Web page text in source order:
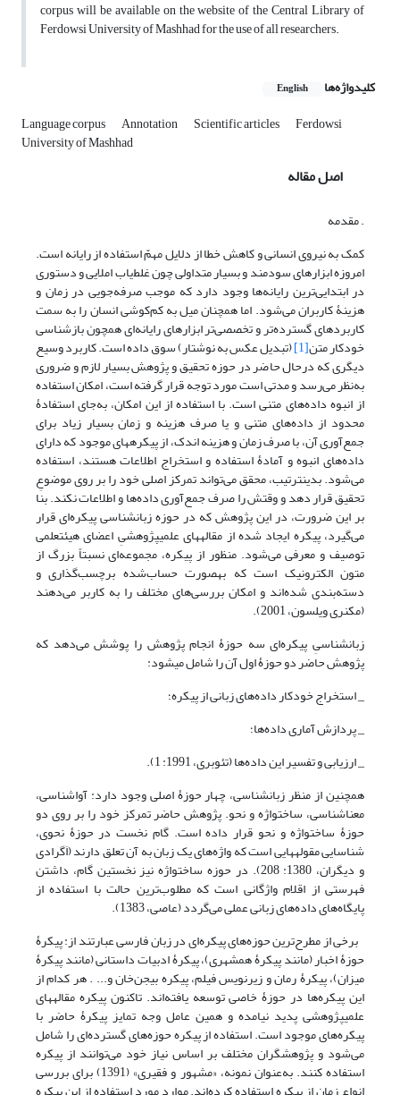
corpus will be available on the website of the Central Library of
Ferdowsi University of Mashhad for the use of all researchers.
کلیدواژه‌ها English
Language corpus Annotation Scientific articles Ferdowsi
University of Mashhad
اصل مقاله
. مقدمه
کمک به نیروی انسانی و کاهش خطا از دلایل مهمّ استفاده از رایانه است.
امروزه ابزارهای سودمند و بسیار متداولی چون غلط‌یاب املایی و دستوری
در ابتدایی‌ترین رایانه‌ها وجود دارد که موجب صرفه‌جویی در زمان و
هزینۀ کاربران می‌شود. اما همچنان میل به کم‌کوشی انسان را به سمت
کاربردهای گسترده‌تر و تخصصی‌تر ابزارهای رایانه‌ای همچون بازشناسی
خودکار متن[1] (تبدیل عکس به نوشتار) سوق داده ‌است. کاربرد وسیع
دیگری که درحال حاضر در حوزه تحقیق و پژوهش بسیار لازم و ضروری
به‌نظر می‌رسد و مدتی است مورد توجه قرار گرفته ‌است، امکان استفاده
از انبوه داده‌های متنی است. با استفاده از این امکان، به‌جای استفادۀ
محدود از داده‌های متنی و یا صرف هزینه و زمان بسیار زیاد برای
جمع‌آوری آن، با صرف زمان و هزینه اندک، از پیکره‎های موجود که دارای
داده‌های انبوه و آمادۀ استفاده و استخراج اطلاعات هستند، استفاده
می‌شود. بدین‎ترتیب، محقق می‌تواند تمرکز اصلی خود را بر روی موضوعِ
تحقیق قرار دهد و وقتش را صرف جمع‌آوری داده‌ها و اطلاعات نکند. بنا
بر این ضرورت، در این پژوهش که در حوزه زبانشناسی پیکره‌ای قرار
می‌گیرد، پیکره ایجاد شده از مقاله‎های علمی‎پژوهشیِ اعضای هیئت‎علمی
توصیف و معرفی می‌شود. منظور از پیکره، مجموعه‌ای نسبتاً بزرگ از
متون الکترونیک است که به‎صورت حساب‌شده برچسب‌گذاری و
دسته‌بندی شده‌اند و امکان بررسی‌های مختلف را به کاربر می‌دهند
(مکنری ویلسون، 2001).
زبان‎شناسیِ پیکره‌ای سه حوزۀ انجام پژوهش را پوشش می‌دهد که
پژوهش حاضر دو حوزۀ اول آن را شامل می‎شود:
_ استخراج خودکار داده‌های زبانی از پیکره؛
_ پردازش آماری داده‌ها؛
_ ارزیابی و تفسیر این داده‌ها (تئوبری، 1991: 1).
همچنین از منظر زبان‎شناسی، چهار حوزۀ اصلی وجود دارد: آواشناسی،
معنا‌شناسی، ساخت‎واژه و نحو. پژوهش حاضر تمرکز خود را بر روی دو
حوزۀ ساخت‎واژه و نحو قرار داده است. گام نخست در حوزۀ نحوی،
شناسایی مقوله‎هایی است که واژه‌های یک زبان به آن تعلق دارند (اَگرادی
و دیگران، 1380: 208). در حوزه ساخت‎واژه نیز نخستین گام، داشتن
فهرستی از اقلام واژگانی است که مطلوب‌ترین حالت با استفاده از
پایگاه‌های داده‌های زبانی عملی می‌گردد (عاصی، 1383).
برخی از مطرح‌ترین حوزه‌های پیکره‌‌ای در زبان فارسی عبارتند از: پیکرۀ
حوزۀ اخبار (مانند پیکرۀ همشهری)، پیکرۀ ادبیات داستانی (مانند پیکرۀ
میزان)، پیکرۀ رمان و زیرنویس فیلم، پیکره بیجن‌خان و... . هر کدام از
این پیکره‌ها در حوزۀ خاصی توسعه یافته‌اند. تاکنون پیکره مقاله‎های
علمی‎پژوهشی پدید نیامده و همین عامل وجه تمایز پیکرۀ حاضر با
پیکره‌های موجود است. استفاده از پیکره حوزه‌های گسترده‌ای را شامل
می‌شود و پژوهشگران مختلف بر اساس نیاز خود می‌توانند از پیکره
استفاده کنند. به‌عنوان نمونه، «مشهور و فقیری» (1391) برای بررسی